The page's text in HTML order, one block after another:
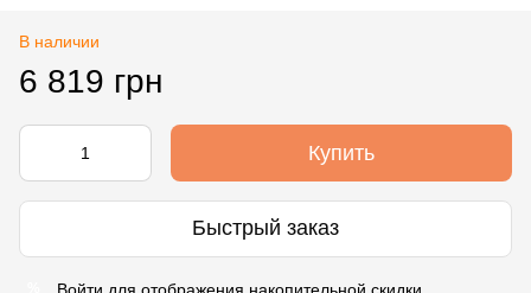
В наличии
6 819 грн
Купить
Быстрый заказ
Войти для отображения накопительной скидки